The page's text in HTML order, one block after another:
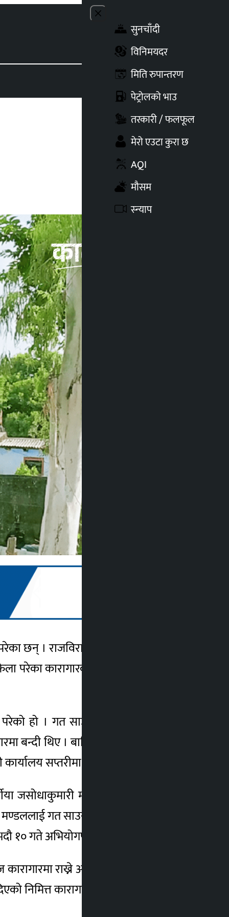
Close menu
सुनचाँदी
विनिमयदर
मिति रुपान्तरण
पेट्रोलको भाउ
तरकारी / फलफूल
मेरो एउटा कुरा छ
AQI
मौसम
स्न्याप
छन् । राजविराज कारागारको थुनामा रहेका
कारागारका निमित्त प्रशासक सदानन्द
हो । गत साउन १३ गते राति १५ वर्षीया
बन्दी थिए । बालिकालाई घरबाट जबरजस्ती
सप्तरीमा उजुरी दिएक थिए ।
जसोधाकुमारी मण्डलले हातखुट्टा समातेपछि
गत साउन १७ गते पक्राउ गरेको थियो
१० गते अभियोगपत्र दायर भएको थियो ।
राख्ने आदेश दिएको थियो । पासोमा
निमित्त कारागार प्रशासक दासको भनाइ छ